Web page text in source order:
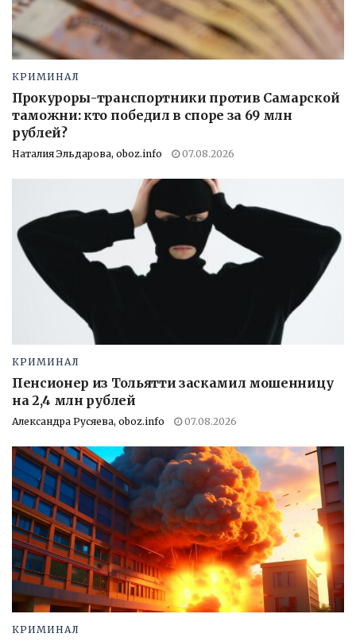
КРИМИНАЛ
Прокуроры-транспортники против Самарской
таможни: кто победил в споре за 69 млн
рублей?
Наталия Эльдарова, oboz.info 07.08.2026
КРИМИНАЛ
Пенсионер из Тольятти заскамил мошенницу
на 2,4 млн рублей
Александра Русяева, oboz.info 07.08.2026
КРИМИНАЛ